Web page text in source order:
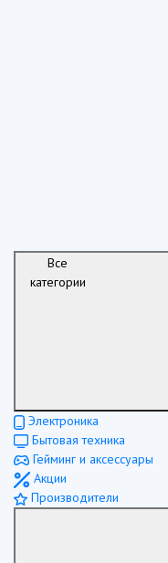
Все
категории
Электроника
Бытовая техника
Гейминг и аксессуары
Акции
Производители